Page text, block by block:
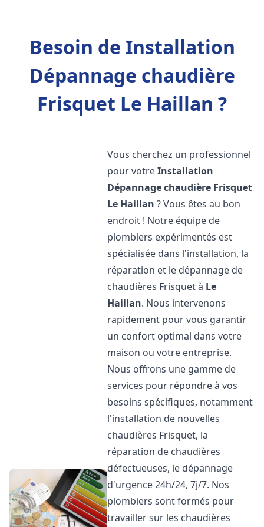
Besoin de Installation
Dépannage chaudière
Frisquet Le Haillan ?
Vous cherchez un professionnel
pour votreInstallation
Dépannage chaudière Frisquet
Le Haillan ? Vous êtes au bon
endroit ! Notre équipe de
plombiers expérimentés est
spécialisée dans l'installation, la
réparation et le dépannage de
chaudières Frisquet à Le
Haillan. Nous intervenons
rapidement pour vous garantir
un confort optimal dans votre
maison ou votre entreprise.
Nous offrons une gamme de
services pour répondre à vos
besoins spécifiques, notamment
l'installation de nouvelles
chaudières Frisquet, la
réparation de chaudières
défectueuses, le dépannage
d'urgence 24h/24, 7j/7. Nos
plombiers sont formés pour
travailler sur les chaudières